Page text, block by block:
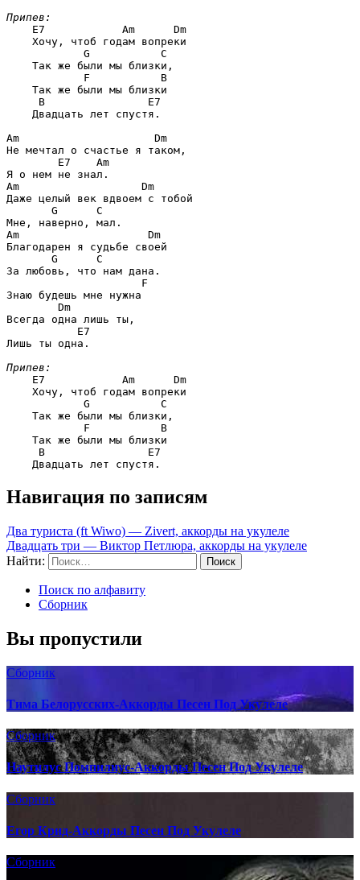
Припев:
E7            Am      Dm
    Хочу, чтоб годам вопреки
G           C
    Так же были мы близки,
F           B
    Так же были мы близки
B                E7
    Двадцать лет спустя.
Am                     Dm
Не мечтал о счастье я таком,
E7    Am
Am                   Dm
Даже целый век вдвоем с тобой
G      C
Am                    Dm
Благодарен я судьбе своей
G      C
За любовь, что нам дана.
F
Знаю будешь мне нужна
Dm
Всегда одна лишь ты,
E7
Лишь ты одна.
Припев:
E7            Am      Dm
    Хочу, чтоб годам вопреки
G           C
    Так же были мы близки,
F           B
    Так же были мы близки
B                E7
Навигация по записям
Два туриста (ft Wiwo) — Zivert, аккорды на укулеле
Двадцать три — Виктор Петлюра, аккорды на укулеле
Найти:
Поиск по алфавиту
Сборник
Вы пропустили
Сборник
Тима Белорусских-Аккорды Песен Под Укулеле
Сборник
Наутилус Помпилиус-Аккорды Песен Под Укулеле
Сборник
Егор Крид-Аккорды Песен Под Укулеле
Сборник